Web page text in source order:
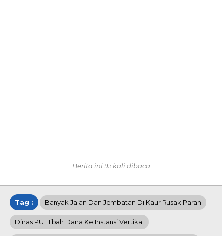
Berita ini 93 kali dibaca
Tag : Banyak Jalan Dan Jembatan Di Kaur Rusak Parah
Dinas PU Hibah Dana Ke Instansi Vertikal